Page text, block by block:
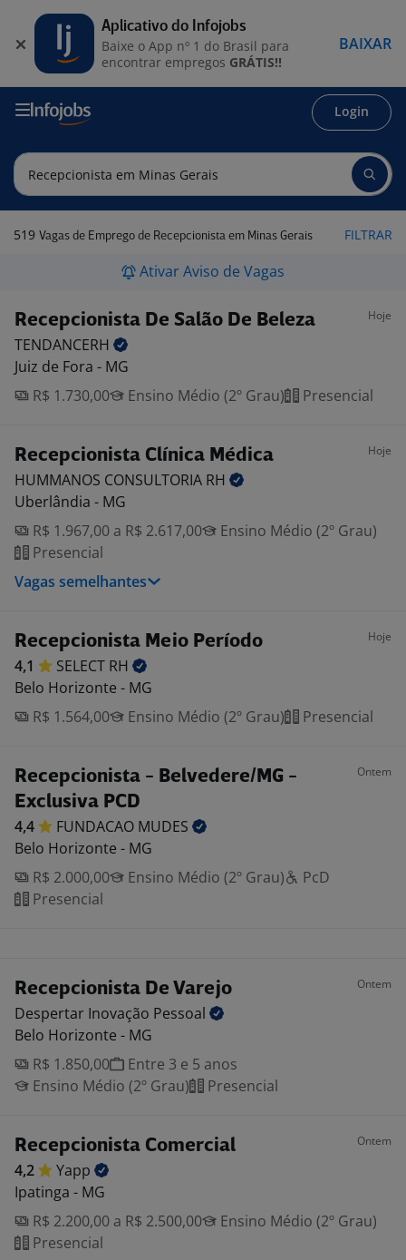
Login
519 Vagas de Emprego de Recepcionista em Minas Gerais FILTRAR
Ativar Aviso de Vagas
Recepcionista De Salão De Beleza Hoje
TENDANCERH
Juiz de Fora - MG
R$ 1.730,00
Ensino Médio (2º Grau) Presencial
Recepcionista Clínica Médica Hoje
HUMMANOS CONSULTORIA RH
Uberlândia - MG
R$ 1.967,00 a R$ 2.617,00
Ensino Médio (2º Grau)
Presencial
Vagas semelhantes
Recepcionista Meio Período Hoje
4,1 SELECT RH
Belo Horizonte - MG
R$ 1.564,00
Ensino Médio (2º Grau) Presencial
Recepcionista - Belvedere/MG -
Exclusiva PCD
Ontem
4,4 FUNDACAO MUDES
Belo Horizonte - MG
R$ 2.000,00
Ensino Médio (2º Grau)
PcD
Presencial
Recepcionista De Varejo Ontem
Despertar Inovação Pessoal
Belo Horizonte - MG
R$ 1.850,00
Entre 3 e 5 anos
Ensino Médio (2º Grau)
Presencial
Recepcionista Comercial Ontem
4,2
Yapp
Ipatinga - MG
R$ 2.200,00 a R$ 2.500,00
Ensino Médio (2º Grau)
Presencial
Aplicativo do Infojobs
Baixe o App nº 1 do Brasil para
encontrar empregos GRÁTIS!!
BAIXAR